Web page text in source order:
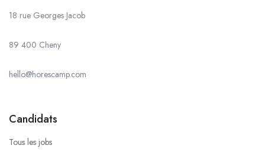
18 rue Georges Jacob
89 400 Cheny
hello@horescamp.com
Candidats
Tous les jobs